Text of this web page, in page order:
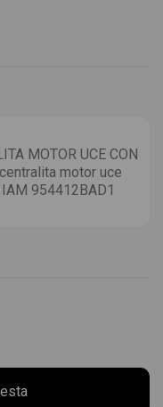
MOTOR UCE CON
motor uce
954412BAD1